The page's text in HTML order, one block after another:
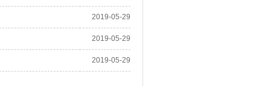
2019-05-29
2019-05-29
2019-05-29